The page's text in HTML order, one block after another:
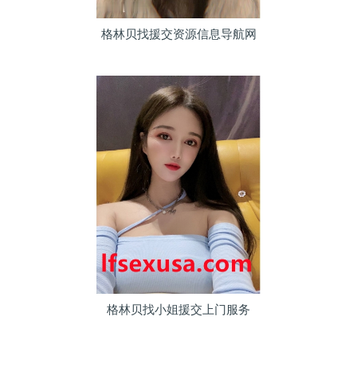
格林贝找援交资源信息导航网
格林贝找小姐援交上门服务